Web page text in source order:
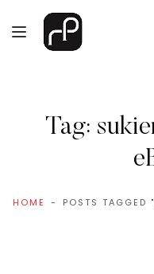
Tag:
HOME POSTS TAGGED